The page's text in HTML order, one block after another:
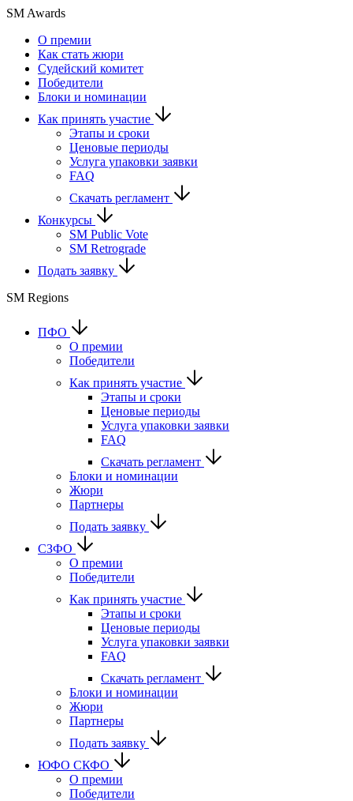
SM Awards
О премии
Как стать жюри
Судейский комитет
Победители
Блоки и номинации
Как принять участие
Этапы и сроки
Ценовые периоды
Услуга упаковки заявки
FAQ
Скачать регламент
Конкурсы
SM Public Vote
SM Retrograde
Подать заявку
SM Regions
ПФО
О премии
Победители
Как принять участие
Этапы и сроки
Ценовые периоды
Услуга упаковки заявки
FAQ
Скачать регламент
Блоки и номинации
Жюри
Партнеры
Подать заявку
СЗФО
О премии
Победители
Как принять участие
Этапы и сроки
Ценовые периоды
Услуга упаковки заявки
FAQ
Скачать регламент
Блоки и номинации
Жюри
Партнеры
Подать заявку
ЮФО СКФО
О премии
Победители